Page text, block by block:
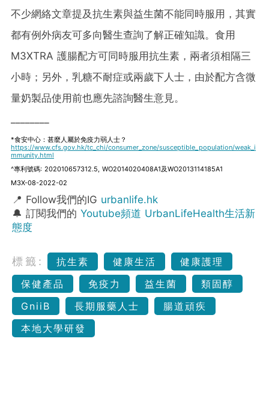
不少網絡文章提及抗生素與益生菌不能同時服用，其實
都有例外病友可多向醫生查詢了解正確知識。食用
M3XTRA 護腸配方可同時服用抗生素，兩者須相隔三
小時；另外，乳糖不耐症或兩歲下人士，由於配方含微
量奶製品使用前也應先諮詢醫生意見。
*食安中心：甚麼人屬於免疫力弱人士？
https://www.cfs.gov.hk/tc_chi/consumer_zone/susceptible_population/weak_i
mmunity.html
^專利號碼: 202010657312.5, WO2014020408A1及WO2013114185A1
M3X-08-2022-02
📍 Follow我們的IG urbanlife.hk
🔔 訂閱我們的 Youtube頻道 UrbanLifeHealth生活新
態度
標籤: 抗生素 健康生活
健康護理
保健產品
免疫力 益生菌
類固醇
GniiB
長期服藥人士
腸道頑疾
本地大學研發